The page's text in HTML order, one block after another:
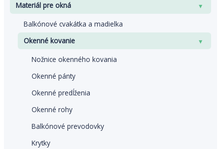
Materiál pre okná
▾
Balkónové cvakátka a madielka
Okenné kovanie
▾
Nožnice okenného kovania
Okenné pánty
Okenné predĺženia
Okenné rohy
Balkónové prevodovky
Krytky